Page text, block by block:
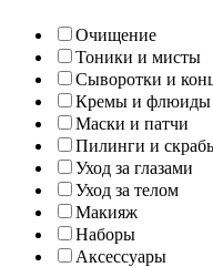
Очищение
Тоники и мисты
Сыворотки и
Кремы и флюиды
Маски и патчи
Пилинги и
Уход за глазами
Уход за телом
Макияж
Наборы
Аксессуары